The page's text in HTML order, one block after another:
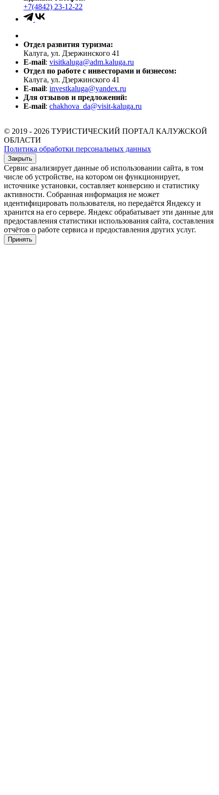
+7(4842) 23-12-22
Отдел развития туризма:
Калуга, ул. Дзержинского 41
E-mail: visitkaluga@adm.kaluga.ru
Отдел по работе с инвесторами и бизнесом:
Калуга, ул. Дзержинского 41
E-mail: investkaluga@yandex.ru
Для отзывов и предложений:
E-mail: chakhova_da@visit-kaluga.ru
© 2019 - 2026 ТУРИСТИЧЕСКИЙ ПОРТАЛ КАЛУЖСКОЙ
ОБЛАСТИ
Политика обработки персональных данных
Закрыть
Сервис анализирует данные об использовании сайта, в том
числе об устройстве, на котором он функционирует,
источнике установки, составляет конверсию и статистику
активности. Собранная информация не может
идентифицировать пользователя, но передаётся Яндексу и
хранится на его сервере. Яндекс обрабатывает эти данные для
предоставления статистики использования сайта, составления
отчётов о работе сервиса и предоставления других услуг.
Принять